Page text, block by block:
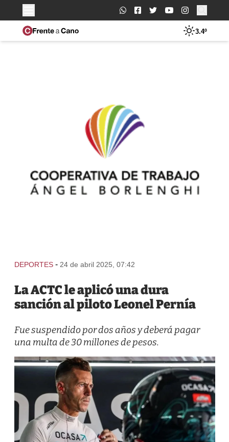
Buscar:
3.4º
DEPORTES - 24 de abril 2025, 07:42
La ACTC le aplicó una dura
sanción al piloto Leonel Pernía
Fue suspendido por dos años y deberá pagar
una multa de 30 millones de pesos.